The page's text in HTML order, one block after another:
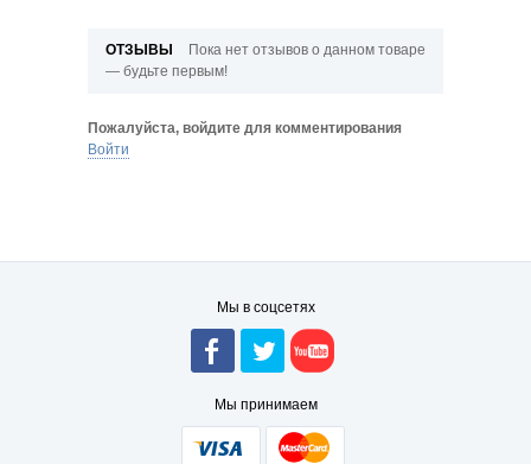
ОТЗЫВЫ
Пока нет отзывов о данном товаре
— будьте первым!
Пожалуйста, войдите для комментирования
Войти
Мы в соцсетях
Мы принимаем